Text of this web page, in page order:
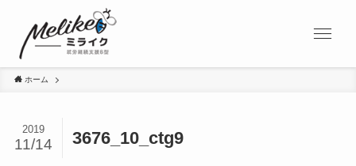
ホーム
3676_10_ctg9
2019
11/14